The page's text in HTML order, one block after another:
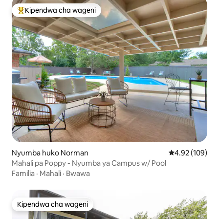
Kipendwa maarufu cha wageni
Kipendwa cha wageni
Nyumba huko Norman Ukadiriaji wa
4.92 (109)
Mahali pa Poppy - Nyumba ya Campus w/ Pool
Familia · Mahali · Bwawa
Kipendwa cha wageni
Kipendwa cha wageni